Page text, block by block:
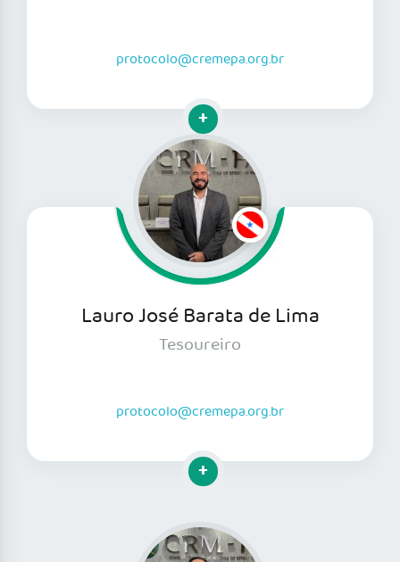
protocolo@cremepa.org.br
Clique para mais informações
Lauro José Barata de Lima
Tesoureiro
protocolo@cremepa.org.br
Clique para mais informações